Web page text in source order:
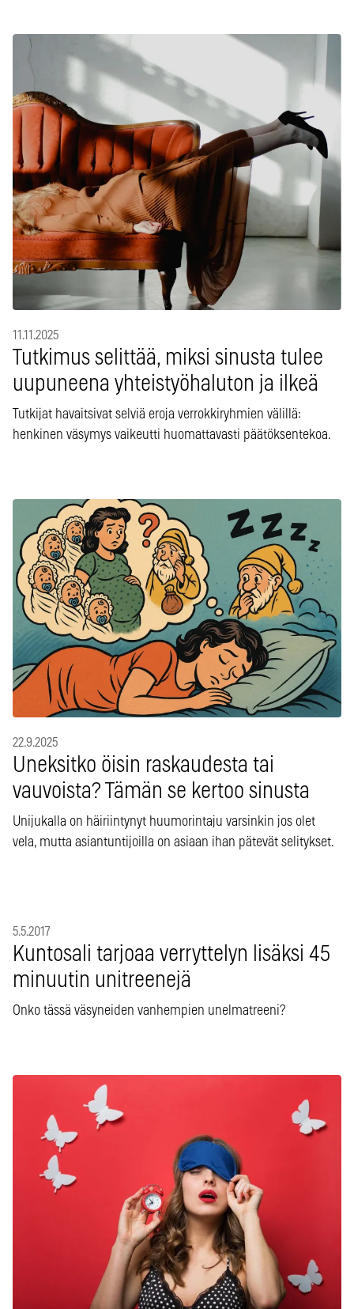
11.11.2025
Tutkimus selittää, miksi sinusta tulee
uupuneena yhteistyöhaluton ja ilkeä
Tutkijat havaitsivat selviä eroja verrokkiryhmien välillä:
henkinen väsymys vaikeutti huomattavasti päätöksentekoa.
22.9.2025
Uneksitko öisin raskaudesta tai
vauvoista? Tämän se kertoo sinusta
Unijukalla on häiriintynyt huumorintaju varsinkin jos olet
vela, mutta asiantuntijoilla on asiaan ihan pätevät selitykset.
5.5.2017
Kuntosali tarjoaa verryttelyn lisäksi 45
minuutin unitreenejä
Onko tässä väsyneiden vanhempien unelmatreeni?